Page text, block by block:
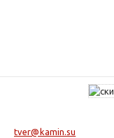
tver@kamin.su